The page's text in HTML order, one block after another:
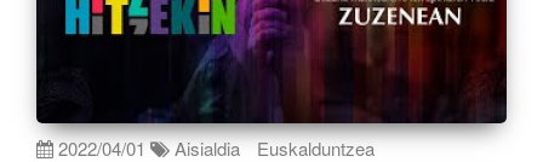
2022/04/01 Aisialdia Euskalduntzea